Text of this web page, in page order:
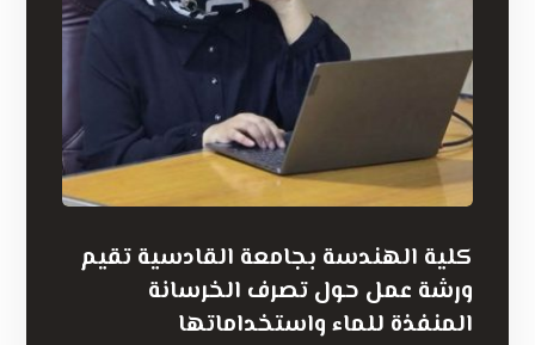
كلية الهندسة بجامعة القادسية تقيم
ورشة عمل حول تصرف الخرسانة
المنفذة للماء واستخداماتها